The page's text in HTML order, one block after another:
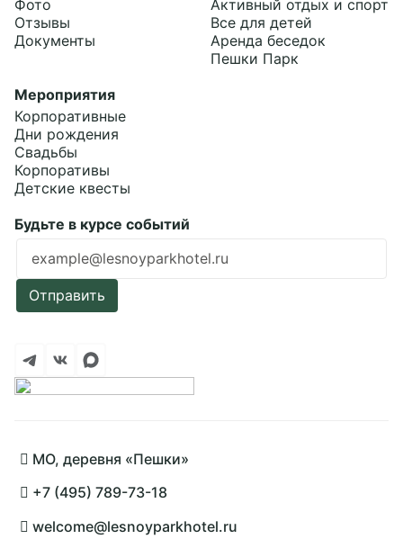
Подробнее
Фото
Отзывы
Документы
Активный отдых и спорт
Все для детей
Аренда беседок
Пешки Парк
Мероприятия
Корпоративные
Дни рождения
Свадьбы
Корпоративы
Детские квесты
Будьте в курсе событий
Ошибка заполнения
Отправить
МО, деревня «Пешки»
+7 (495) 789-73-18
welcome@lesnoyparkhotel.ru